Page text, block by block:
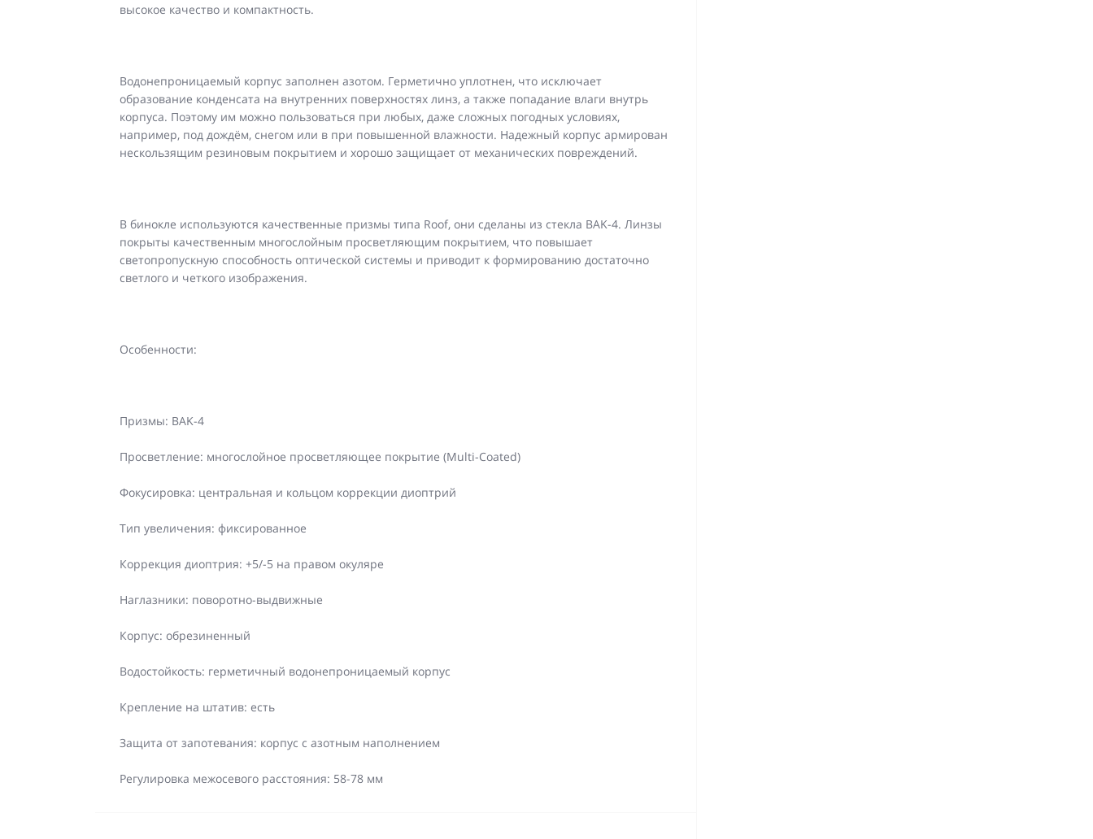
высокое качество и компактность.
Водонепроницаемый корпус заполнен азотом. Герметично уплотнен, что исключает
образование конденсата на внутренних поверхностях линз, а также попадание влаги внутрь
корпуса. Поэтому им можно пользоваться при любых, даже сложных погодных условиях,
например, под дождём, снегом или в при повышенной влажности. Надежный корпус армирован
нескользящим резиновым покрытием и хорошо защищает от механических повреждений.
В бинокле используются качественные призмы типа Roof, они сделаны из стекла BAK-4. Линзы
покрыты качественным многослойным просветляющим покрытием, что повышает
светопропускную способность оптической системы и приводит к формированию достаточно
светлого и четкого изображения.
Особенности:
Призмы: BAK-4
Просветление: многослойное просветляющее покрытие (Multi-Coated)
Фокусировка: центральная и кольцом коррекции диоптрий
Тип увеличения: фиксированное
Коррекция диоптрия: +5/-5 на правом окуляре
Наглазники: поворотно-выдвижные
Корпус: обрезиненный
Водостойкость: герметичный водонепроницаемый корпус
Крепление на штатив: есть
Защита от запотевания: корпус с азотным наполнением
Регулировка межосевого расстояния: 58-78 мм